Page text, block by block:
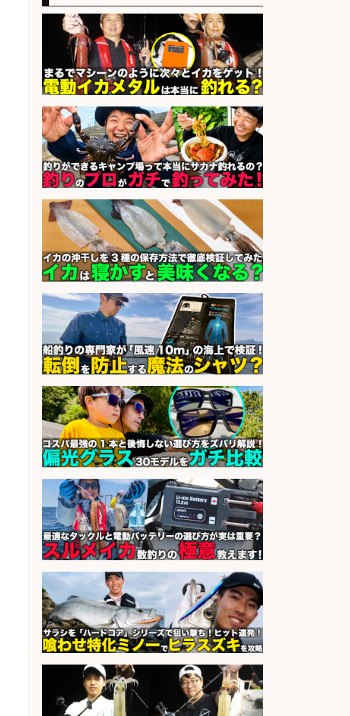
「製造」/釣り好き歓迎
会社名 広松久水産株式会社
sponsored by 求人ボックス
フィッシング用品の「製品開発設
計」
会社名 メガバス株式会社
sponsored by 求人ボックス
魚の「バイヤー」貴方の目利きでヒ
ットを生む、裁量バイヤー募集
会社名 株式会社コムライン
sponsored by 求人ボックス
釣り好きを活かす「法人営業」/提
案型ルート営業/直行直帰OK
会社名
株式会社スポーツライフプラネ
ッツ
sponsored by 求人ボックス
和食, 居酒屋/キッチンスタッフ/天草
の魚と馬刺しの店 キッチンスタッフ
正社員募集
会社名
天草の魚と馬刺しの店 魚粋 天草
sponsored by 求人ボックス
レジ打ち/日払いOK/おさかなの三枚
おろし/新潟県/小千谷市
会社名 株式会社G&G
sponsored by 求人ボックス
さらに求人情報を見る